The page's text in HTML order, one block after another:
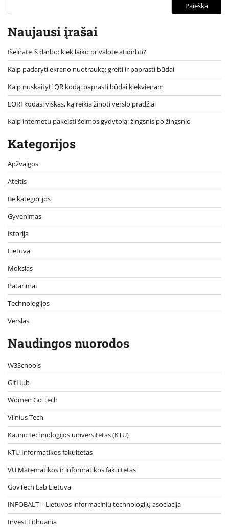
Paieška
Naujausi įrašai
Išeinate iš darbo: kiek laiko privalote atidirbti?
Kaip padaryti ekrano nuotrauką: greiti ir paprasti būdai
Kaip nuskaityti QR kodą: paprasti būdai kiekvienam
EORI kodas: viskas, ką reikia žinoti verslo pradžiai
Kaip internetu pakeisti šeimos gydytoją: žingsnis po žingsnio
Kategorijos
Apžvalgos
Ateitis
Be kategorijos
Gyvenimas
Istorija
Lietuva
Mokslas
Patarimai
Technologijos
Verslas
Naudingos nuorodos
W3Schools
GitHub
Women Go Tech
Vilnius Tech
Kauno technologijos universitetas (KTU)
KTU Informatikos fakultetas
VU Matematikos ir informatikos fakultetas
GovTech Lab Lietuva
INFOBALT – Lietuvos informacinių technologijų asociacija
Invest Lithuania